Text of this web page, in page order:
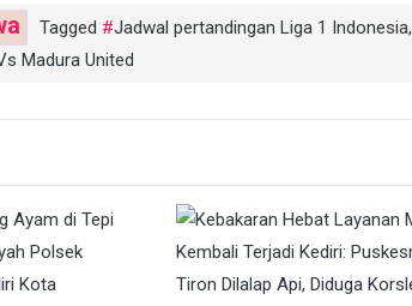
Tagged Jadwal pertandingan Liga 1 Indonesia,
Madura United